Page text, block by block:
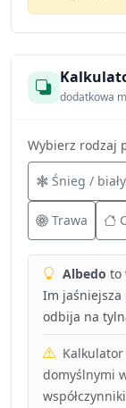
dodatkowa
Wybierz rodzaj
Śnieg /
Trawa
Albedo to
Im jaśniejsza
odbija na
domyślnymi